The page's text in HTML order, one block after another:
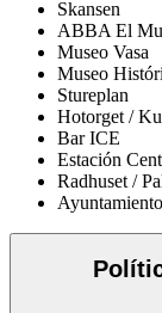
Skansen
ABBA El
Museo Vasa
Museo
Stureplan
Hotorget /
Bar ICE
Estación
Radhuset /
Ayuntamiento